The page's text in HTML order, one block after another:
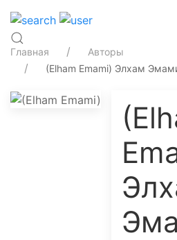
Главная
Авторы
(Elham Emami) Элхам